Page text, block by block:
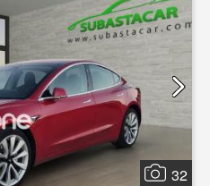
32